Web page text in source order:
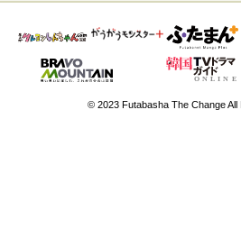
© 2023 Futabasha The Change All